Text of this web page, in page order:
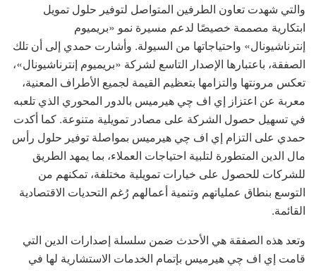
والتي شهدت تعاون الطرفين المتواصل لتوفير حلول تمويل
ابتكارية مصممة خصيصًا لدعم مسيرة نمو «بريميوم
إنترناشيونال» واحتياجاتها من السيولة. وأشارت حمدي إلى أن تلك
الصفقة، باعتبارها الإصدار التاسع لشركة «بريميوم إنترناشيونال»،
تعكس مرونتها والتزامها بتعظيم القيمة لجميع الأطراف المعنية،
معربة عن اعتزاز إي اف چي هيرميس بالدور المحوري الذي تلعبه
في تسهيل حصول الشركة على مصادر تمويلية متنوعة. كما أكدت
حمدي على التزام إي اف چي هيرميس بمواصلة توفير حلول رأس
مال الدين المتطورة لتلبية احتياجات العملاء، بما يمهد الطريق
للشركات للحصول على خيارات تمويلية مختلفة، تمكنهم من
التوسع بنطاق عملياتهم وتنمية أعمالهم رُغم التحديات الاقتصادية
القائمة.
وتعد هذه الصفقة هي الأحدث ضمن سلسلة إصدارات الدين التي
قامت إي اف چي هيرميس بإتمام الخدمات الاستشارية لها في